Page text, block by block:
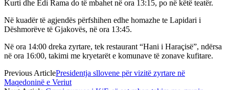
Kurti dhe Edi Rama do të mbahet në ora 13:15, po në këtë teatër.
Në kuadër të agjendës përfshihen edhe homazhe te Lapidari i
Dëshmorëve të Gjakovës, në ora 13:45.
Në ora 14:00 dreka zyrtare, tek restaurant “Hani i Haraçisë”, ndërsa
në ora 16:00, takimi me kryetarët e komunave të zonave kufitare.
Previous ArticlePresidentja sllovene për vizitë zyrtare në
Maqedoninë e Veriut